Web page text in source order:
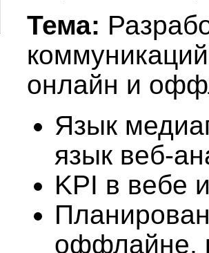
Тема:
онлайн и
Язык
язык веб-
KPI в вебе
оффлайне,